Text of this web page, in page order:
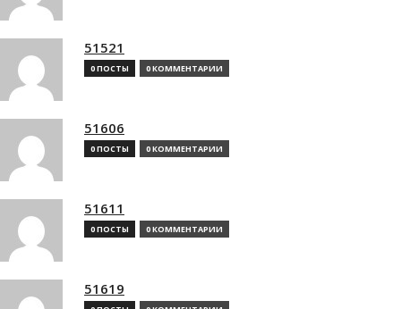
51521
0 ПОСТЫ 0 КОММЕНТАРИИ
51606
0 ПОСТЫ 0 КОММЕНТАРИИ
51611
0 ПОСТЫ 0 КОММЕНТАРИИ
51619